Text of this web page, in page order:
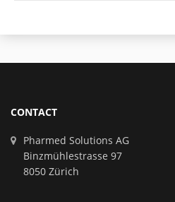
CONTACT
Pharmed Solutions AG
Binzmühlestrasse 97
8050 Zürich